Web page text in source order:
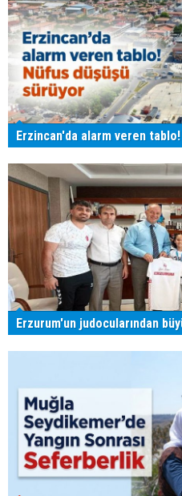
Erzincan'da alarm veren
Erzurum'un judocularından